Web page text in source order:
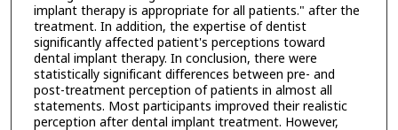
implant therapy is appropriate for all patients." after the
treatment. In addition, the expertise of dentist
significantly affected patient's perceptions toward
dental implant therapy. In conclusion, there were
statistically significant differences between pre- and
post-treatment perception of patients in almost all
statements. Most participants improved their realistic
perception after dental implant treatment. However,